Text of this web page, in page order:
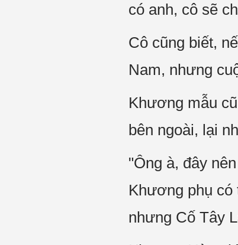
có anh, cô sẽ
Cô cũng biết,
Nam, nhưng
Khương mẫu
bên ngoài, lại
"Ông à, đây
Khương phụ
nhưng Cố Tây